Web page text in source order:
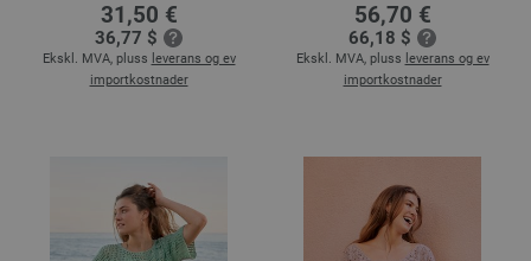
31,50 €
36,77 $
Ekskl. MVA, pluss leverans og ev
importkostnader
56,70 €
66,18 $
Ekskl. MVA, pluss leverans og ev
importkostnader